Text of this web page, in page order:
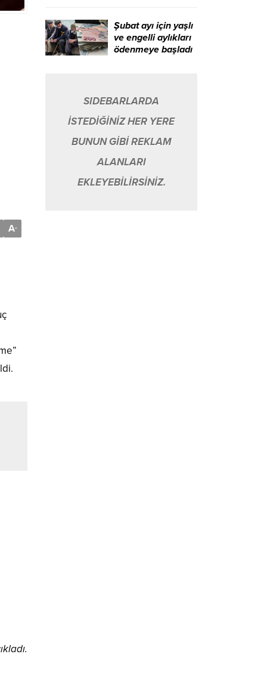
A-
gündeme taşıdı –
Birlik Haber Ajansı
Şubat ayı için yaşlı
ve engelli aylıkları
ödenmeye başladı
SIDEBARLARDA
İSTEDİĞİNİZ HER YERE
BUNUN GİBİ REKLAM
ALANLARI
EKLEYEBİLİRSİNİZ.